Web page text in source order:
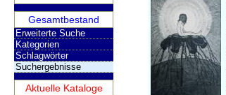
Gesamtbestand
Erweiterte Suche
Kategorien
Schlagwörter
Suchergebnisse
Aktuelle Kataloge